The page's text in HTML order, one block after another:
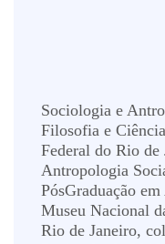
Sociologia e
Filosofia e
Federal do Rio
Antropologia
PósGraduação
Museu Nacional
Rio de Janeiro,